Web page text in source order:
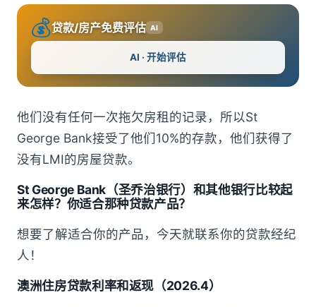
💰贷款/房产免费评估 AI
AI · 开始评估
他们没有任何一次拖欠房租的记录，所以St
George Bank接受了他们10%的存款，他们获得了
没有LMI的房屋贷款。
St George Bank（圣乔治银行）和其他银行比较起
来怎样？你适合那种贷款产品？
想要了解适合你的产品，今天就联系你的贷款经纪
人！
澳洲住房贷款利率和返现（2026.4）